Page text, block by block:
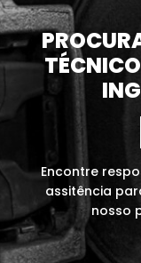
Encontre
assitência
nosso